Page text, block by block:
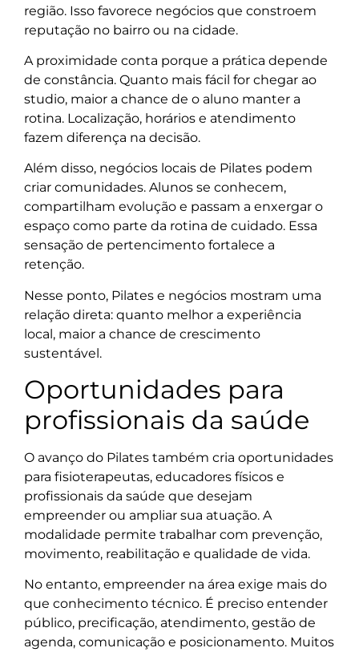
região. Isso favorece negócios que constroem
reputação no bairro ou na cidade.
A proximidade conta porque a prática depende
de constância. Quanto mais fácil for chegar ao
studio, maior a chance de o aluno manter a
rotina. Localização, horários e atendimento
fazem diferença na decisão.
Além disso, negócios locais de Pilates podem
criar comunidades. Alunos se conhecem,
compartilham evolução e passam a enxergar o
espaço como parte da rotina de cuidado. Essa
sensação de pertencimento fortalece a
retenção.
Nesse ponto, Pilates e negócios mostram uma
relação direta: quanto melhor a experiência
local, maior a chance de crescimento
sustentável.
Oportunidades para
profissionais da saúde
O avanço do Pilates também cria oportunidades
para fisioterapeutas, educadores físicos e
profissionais da saúde que desejam
empreender ou ampliar sua atuação. A
modalidade permite trabalhar com prevenção,
movimento, reabilitação e qualidade de vida.
No entanto, empreender na área exige mais do
que conhecimento técnico. É preciso entender
público, precificação, atendimento, gestão de
agenda, comunicação e posicionamento. Muitos